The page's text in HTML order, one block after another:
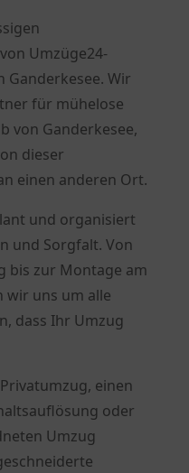
Umzüge24-
Ganderkesee. Wir
für mühelose
von Ganderkesee,
dieser
einen anderen Ort.
und organisiert
und Sorgfalt. Von
bis zur Montage am
wir uns um alle
dass Ihr Umzug
einen
oder
Umzug